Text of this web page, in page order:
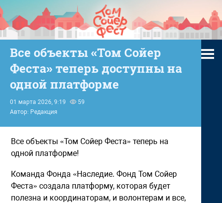
Все объекты «Том Сойер
Феста» теперь доступны на
одной платформе
01 марта 2026, 9:19
59
Автор: Редакция
Все объекты «Том Сойер Феста» теперь на
одной платформе!
Команда Фонда «Наследие. Фонд Том Сойер
Феста» создала платформу, которая будет
полезна и координаторам, и волонтерам и все,